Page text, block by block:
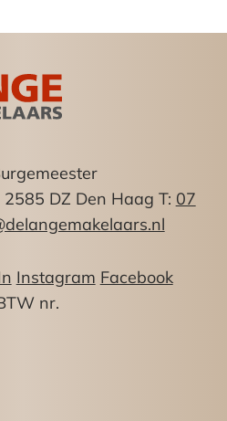
DZ Den Haag T: 07
Instagram Facebook
nr.